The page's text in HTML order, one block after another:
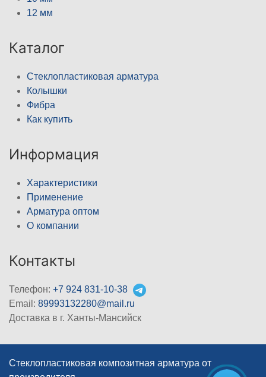
12 мм
Каталог
Стеклопластиковая арматура
Колышки
Фибра
Как купить
Информация
Характеристики
Применение
Арматура оптом
О компании
Контакты
Телефон: +7 924 831-10-38
Email: 89993132280@mail.ru
Доставка в г. Ханты-Мансийск
Стеклопластиковая композитная арматура от